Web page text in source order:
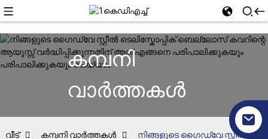
കമ്പനി
വാർത്തകൾ
വീട് കമ്പനി വാർത്തകൾ
നിങ്ങളുടെ ഗൈഡ്‌വേ സ്റ്റീൽ